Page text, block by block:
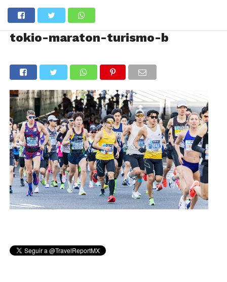
tokio-maraton-turismo-b